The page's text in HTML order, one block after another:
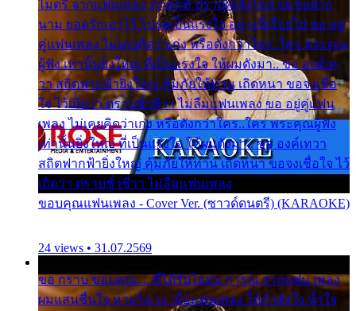
ไมตรี จากแฟนเพลง ทุกทุกที่ ปราณีหลั่งไหล ผมขอฝาก
นาม ยอดรักเอาไว้ โปรดเป็นแรงใจ อย่างนี้เรื่อยไป ขอ อยู่
คู่แฟนเพลง ไม่เคยคิดว่าเก่ง หรือดังกว่าใคร..ใคร พระคุณ
ผู้ฟัง เท่านั้นยิ่งใหญ่ ที่เป็นแรงใจ ให้ผมดังมา.. ขอ องค์เท
วา สถิตฟากฟ้ายิ่งใหญ่ คุ้มภัยให้ท่าน เถิดหนา ขอจงเชื่อ
ใจ ไว้เถิดว่า ตราบชั่วชีวา ไม่ลืมแฟนเพลง ขอ อยู่คู่แฟน
เพลง ไม่เคยคิดว่าเก่ง หรือดังกว่าใคร..ใคร พระคุณผู้ฟัง
เท่านั้นยิ่งใหญ่ ที่เป็นแรงใจ ให้ผมดังมา.. ขอ องค์เทวา
สถิตฟากฟ้ายิ่งใหญ่ คุ้มภัยให้ท่าน เถิดหนา ขอจงเชื่อใจ ไว้
เถิดว่า ตราบชั่วชีวา ไม่ลืมแฟนเพลง
ขอบคุณแฟนเพลง - Cover Ver. (ซาวด์ดนตรี) (KARAOKE)
24 views • 31.07.2569
ขอ กราบ ขอบคุณ.... ที่ได้รับไออุ่น การุณ จากแฟน เพลง
ผมแสนชื่นใจ หายวังเวง เมื่อแฟนเพลง ให้กำลังใจ น้ำใจ